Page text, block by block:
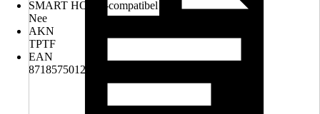
SMART HOME-compatibel
Nee
AKN
TPTF
EAN
8718575012947